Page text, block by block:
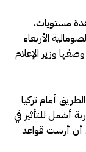
مستويات،
الأربعاء
وزير الإعلام
أمام تركيا
أشمل للتأثير في
أن أرست قواعد